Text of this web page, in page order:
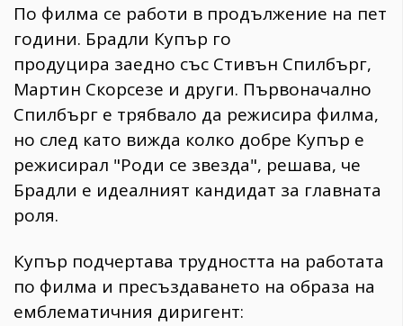
По филма се работи в продължение на пет
години. Брадли Купър го
продуцира заедно със Стивън Спилбърг,
Мартин Скорсезе и други. Първоначално
Спилбърг е трябвало да режисира филма,
но след като вижда колко добре Купър е
режисирал "Роди се звезда", решава, че
Брадли е идеалният кандидат за главната
роля.
Купър подчертава трудността на работата
по филма и пресъздаването на образа на
емблематичния диригент: